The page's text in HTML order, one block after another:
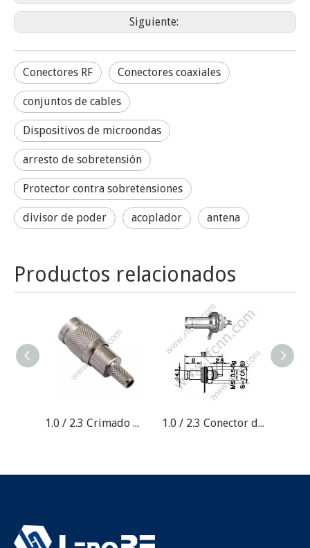
Siguiente:
Conectores RF Conectores coaxiales
conjuntos de cables
Dispositivos de microondas
arresto de sobretensión
Protector contra sobretensiones
divisor de poder acoplador antena
Productos relacionados
1.0 / 2.3 Crimado masculino recto para el conector ST212 RF 1.0 / 2.3 Conector de RF del soporte del mamparo 1.0 / 2.3